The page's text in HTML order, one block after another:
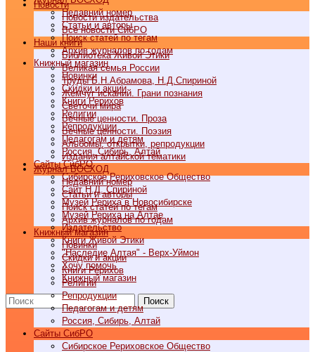
Недавний номер
Статьи и авторы
Поиск статей по тегам
Архив журналов по годам
Книжный магазин
Новинки
Скидки и акции
Книги Рерихов
Религии
Репродукции
Педагогам и детям
Россия, Сибирь, Алтай
Cайты СибРО
Сибирское Рериховское Общество
Сайт Н.Д. Спириной
Музей Рериха в Новосибирске
Музей Рериха на Алтае
Издательство
Книги Живой Этики
"Наследие Алтая" - Верх-Уймон
Хочу помочь
Книжный магазин
Поиск
Новости
Новости издательства
Все новости СибРО
Наши книги
Библиотека Живой Этики
Великая семья России
Труды Б.Н.Абрамова, Н.Д.Спириной
Жемчуг исканий. Грани познания
Светочи мира
Вечные ценности. Проза
Вечные ценности. Поэзия
Альбомы, открытки, репродукции
Издания алтайской тематики
Журнал ВОСХОД
Недавний номер
Статьи и авторы
Поиск статей по тегам
Архив журналов по годам
Книжный магазин
Новинки
Скидки и акции
Книги Рерихов
Религии
Репродукции
Педагогам и детям
Россия, Сибирь, Алтай
Cайты СибРО
Сибирское Рериховское Общество